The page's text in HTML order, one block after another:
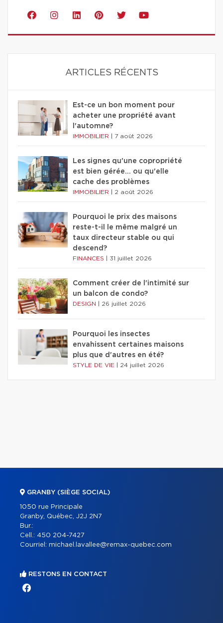
ARTICLES RÉCENTS
Est-ce un bon moment pour
acheter une propriété avant
l'automne?
IMMOBILIER 7 août 2026
Les signes qu'une copropriété
est bien gérée… ou qu'elle
cache des problèmes
IMMOBILIER 2 août 2026
Pourquoi le prix des maisons
reste-t-il le même malgré un
taux directeur stable ou qui
descend?
FINANCES 31 juillet 2026
Comment créer de l'intimité sur
un balcon de condo?
DESIGN 26 juillet 2026
Pourquoi les insectes
envahissent certaines maisons
plus que d'autres en été?
STYLE DE VIE 24 juillet 2026
GRANBY (SIÈGE SOCIAL)
1050 rue Principale
Granby, Québec, J2J 2N7
Bur.:
Cell.: 450 204-7427
Courriel: michael.lavallee@remax-quebec.com
RESTONS EN CONTACT